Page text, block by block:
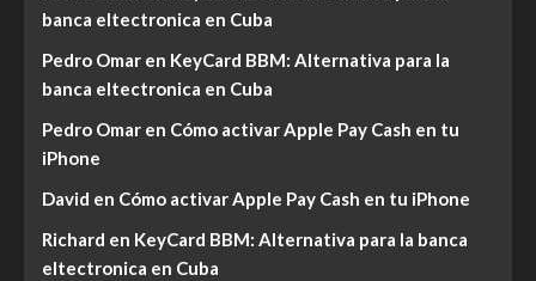
banca eltectronica en Cuba
Pedro Omar en KeyCard BBM: Alternativa para la
banca eltectronica en Cuba
Pedro Omar en Cómo activar Apple Pay Cash en tu
iPhone
David en Cómo activar Apple Pay Cash en tu iPhone
Richard en KeyCard BBM: Alternativa para la banca
eltectronica en Cuba